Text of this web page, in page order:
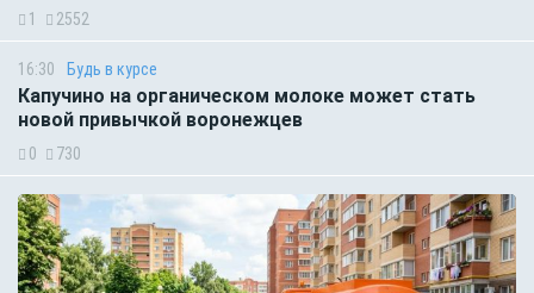
1 2552
16:30 Будь в курсе
Капучино на органическом молоке может стать
новой привычкой воронежцев
0 730